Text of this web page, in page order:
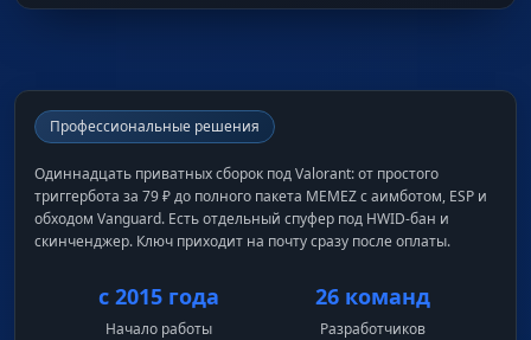
Профессиональные решения
Одиннадцать приватных сборок под Valorant: от простого
триггербота за 79 ₽ до полного пакета MEMEZ с аимботом, ESP и
обходом Vanguard. Есть отдельный спуфер под HWID-бан и
скинченджер. Ключ приходит на почту сразу после оплаты.
с 2015 года
Начало работы
26 команд
Разработчиков